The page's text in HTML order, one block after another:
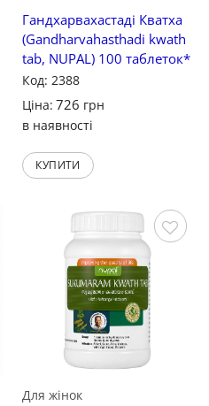
Гандхарвахастаді Кватха
(Gandharvahasthadi kwath
tab, NUPAL) 100 таблеток*
Код: 2388
Ціна: 726 грн
в наявності
КУПИТИ
Зберегти
Для жінок